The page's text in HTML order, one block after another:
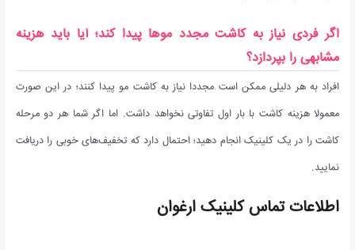
اگر فردی نیاز به کاشت مجدد موها پیدا کند؛ آیا باید هزینه
مشابهی را بپردازد؟
افراد به هر دلیلی ممکن است مجددا نیاز به کاشت مو پیدا کنند؛ در این صورت
معمولا هزینه کاشت با بار اول تفاوتی نخواهد داشت. اما اگر شما هر دو مرحله
کاشت را در یک کلینیک انجام دهید؛ احتمال دارد که تخفیف‌های خوبی را دریافت
نمایید.
اطلاعات تماس کلینیک ارغوان